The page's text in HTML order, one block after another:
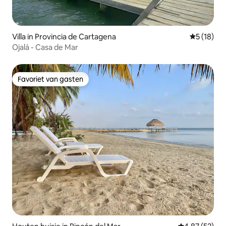
Villa in Provincia de Cartagena
5 (18)
Ojalá - Casa de Mar
Favoriet van gasten
Favoriet van gasten